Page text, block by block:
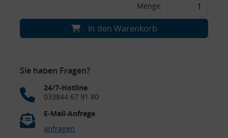
Menge:
In den Warenkorb
Sie haben Fragen?
24/7-Hotline
033844 67 91 80
E-Mail-Anfrage
anfragen